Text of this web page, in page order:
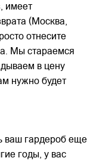
имеет
(Москва,
отнесите
Мы стараемся
в цену
нужно будет
ваш гардероб еще
годы, у вас